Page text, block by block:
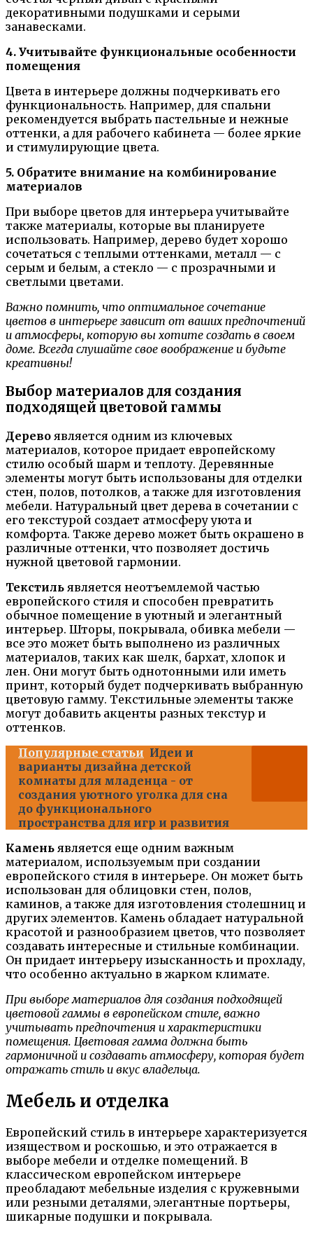
декоративными подушками и серыми
занавесками.
4. Учитывайте функциональные особенности
помещения
Цвета в интерьере должны подчеркивать его
функциональность. Например, для спальни
рекомендуется выбрать пастельные и нежные
оттенки, а для рабочего кабинета — более яркие
и стимулирующие цвета.
5. Обратите внимание на комбинирование
материалов
При выборе цветов для интерьера учитывайте
также материалы, которые вы планируете
использовать. Например, дерево будет хорошо
сочетаться с теплыми оттенками, металл — с
серым и белым, а стекло — с прозрачными и
светлыми цветами.
Важно помнить, что оптимальное сочетание
цветов в интерьере зависит от ваших предпочтений
и атмосферы, которую вы хотите создать в своем
доме. Всегда слушайте свое воображение и будьте
креативны!
Выбор материалов для создания
подходящей цветовой гаммы
Дерево является одним из ключевых
материалов, которое придает европейскому
стилю особый шарм и теплоту. Деревянные
элементы могут быть использованы для отделки
стен, полов, потолков, а также для изготовления
мебели. Натуральный цвет дерева в сочетании с
его текстурой создает атмосферу уюта и
комфорта. Также дерево может быть окрашено в
различные оттенки, что позволяет достичь
нужной цветовой гармонии.
Текстиль является неотъемлемой частью
европейского стиля и способен превратить
обычное помещение в уютный и элегантный
интерьер. Шторы, покрывала, обивка мебели —
все это может быть выполнено из различных
материалов, таких как шелк, бархат, хлопок и
лен. Они могут быть однотонными или иметь
принт, который будет подчеркивать выбранную
цветовую гамму. Текстильные элементы также
могут добавить акценты разных текстур и
оттенков.
Популярные статьи Идеи и
варианты дизайна детской
комнаты для младенца - от
создания уютного уголка для сна
до функционального
пространства для игр и развития
Камень является еще одним важным
материалом, используемым при создании
европейского стиля в интерьере. Он может быть
использован для облицовки стен, полов,
каминов, а также для изготовления столешниц и
других элементов. Камень обладает натуральной
красотой и разнообразием цветов, что позволяет
создавать интересные и стильные комбинации.
Он придает интерьеру изысканность и прохладу,
что особенно актуально в жарком климате.
При выборе материалов для создания подходящей
цветовой гаммы в европейском стиле, важно
учитывать предпочтения и характеристики
помещения. Цветовая гамма должна быть
гармоничной и создавать атмосферу, которая будет
отражать стиль и вкус владельца.
Мебель и отделка
Европейский стиль в интерьере характеризуется
изяществом и роскошью, и это отражается в
выборе мебели и отделке помещений. В
классическом европейском интерьере
преобладают мебельные изделия с кружевными
или резными деталями, элегантные портьеры,
шикарные подушки и покрывала.